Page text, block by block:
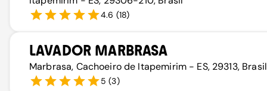
4.6 (18)
LAVADOR MARBRASA
Marbrasa, Cachoeiro de Itapemirim - ES, 29313, Brasil
5 (3)